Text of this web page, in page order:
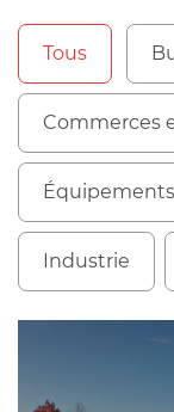
Tous
Commerces
Industrie